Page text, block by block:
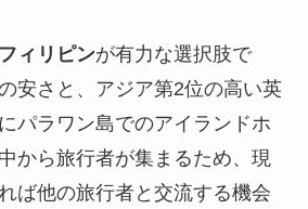
フィリピンが有力な選択肢で
安さと、アジア第2位の高い英
パラワン島でのアイランドホ
から旅行者が集まるため、現
ば他の旅行者と交流する機会